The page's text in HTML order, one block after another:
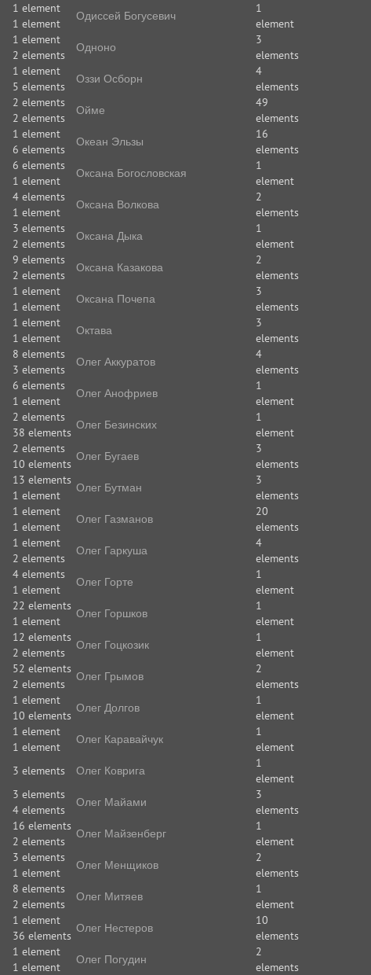
1 element
1 element
1 element
2 elements
1 element
5 elements
2 elements
2 elements
1 element
6 elements
6 elements
1 element
4 elements
1 element
3 elements
2 elements
9 elements
2 elements
1 element
1 element
1 element
1 element
8 elements
3 elements
6 elements
1 element
2 elements
38 elements
2 elements
10 elements
13 elements
1 element
1 element
1 element
1 element
2 elements
4 elements
1 element
22 elements
1 element
12 elements
2 elements
52 elements
2 elements
1 element
10 elements
1 element
1 element
3 elements
3 elements
4 elements
16 elements
2 elements
3 elements
1 element
8 elements
2 elements
1 element
36 elements
1 element
1 element
Одиссей Богусевич
1
element
Одноно
3
elements
Оззи Осборн
4
elements
Ойме
49
elements
Океан Эльзы
16
elements
Оксана Богословская
1
element
Оксана Волкова
2
elements
Оксана Дыка
1
element
Оксана Казакова
2
elements
Оксана Почепа
3
elements
Октава
3
elements
Олег Аккуратов
4
elements
Олег Анофриев
1
element
Олег Безинских
1
element
Олег Бугаев
3
elements
Олег Бутман
3
elements
Олег Газманов
20
elements
Олег Гаркуша
4
elements
Олег Горте
1
element
Олег Горшков
1
element
Олег Гоцкозик
1
element
Олег Грымов
2
elements
Олег Долгов
1
element
Олег Каравайчук
1
element
Олег Коврига
1
element
Олег Майами
3
elements
Олег Майзенберг
1
element
Олег Менщиков
2
elements
Олег Митяев
1
element
Олег Нестеров
10
elements
Олег Погудин
2
elements